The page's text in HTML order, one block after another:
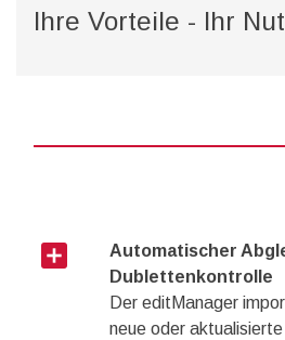
Ihre Vorteile - Ihr
add_box
Automatischer
Dublettenkontrolle
Der editManager
neue oder